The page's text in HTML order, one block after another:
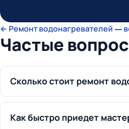
← Ремонт водонагревателей —
Частые
Сколько стоит ремонт
Как быстро приедет